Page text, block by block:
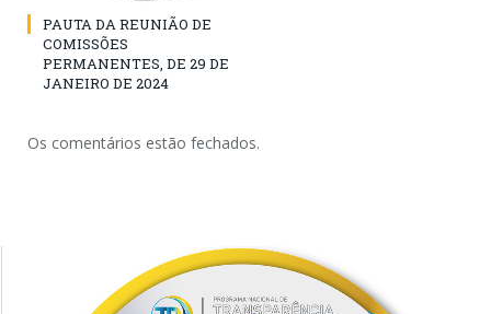
PAUTA DA REUNIÃO DE
COMISSÕES
PERMANENTES, DE 29 DE
JANEIRO DE 2024
Os comentários estão fechados.